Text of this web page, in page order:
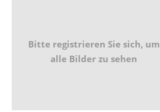
Bitte registrieren Sie sich, um
alle Bilder zu sehen